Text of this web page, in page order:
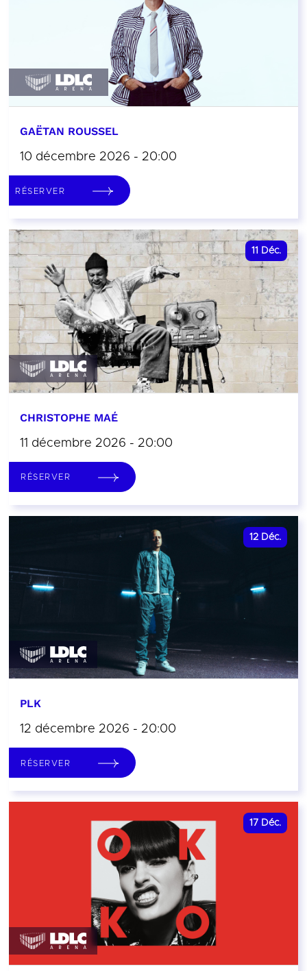
GAËTAN ROUSSEL
10 décembre 2026 - 20:00
RÉSERVER
11 Déc.
CHRISTOPHE MAÉ
11 décembre 2026 - 20:00
RÉSERVER
12 Déc.
PLK
12 décembre 2026 - 20:00
RÉSERVER
17 Déc.